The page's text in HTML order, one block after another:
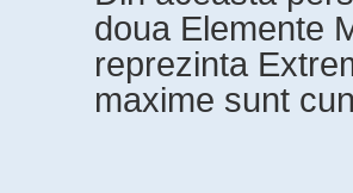
doua Elemente
reprezinta
maxime sunt